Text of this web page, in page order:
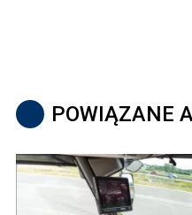
POWIĄZANE